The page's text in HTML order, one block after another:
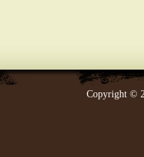
Copyright ©